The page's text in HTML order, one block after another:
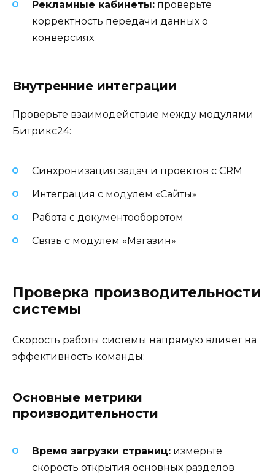
Рекламные кабинеты: проверьте
корректность передачи данных о
конверсиях
Внутренние интеграции
Проверьте взаимодействие между модулями
Битрикс24:
Синхронизация задач и проектов с CRM
Интеграция с модулем «Сайты»
Работа с документооборотом
Связь с модулем «Магазин»
Проверка производительности
системы
Скорость работы системы напрямую влияет на
эффективность команды:
Основные метрики
производительности
Время загрузки страниц: измерьте
скорость открытия основных разделов